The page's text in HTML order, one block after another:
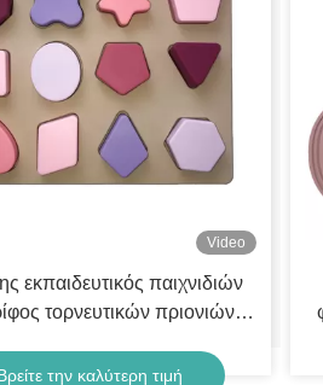
Video
εκπαιδευτικός παιχνιδιών
τορνευτικών πριονιών
προσαρμόζεται
την καλύτερη τιμή